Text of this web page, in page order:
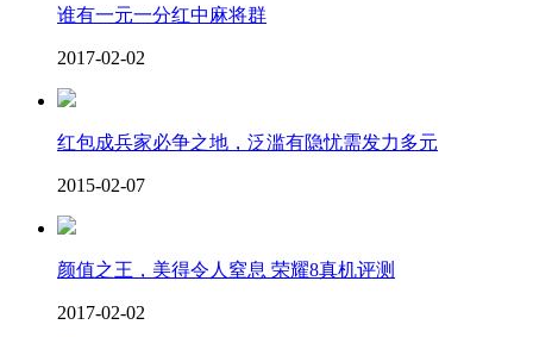
谁有一元一分红中麻将群
2017-02-02
红包成兵家必争之地，泛滥有隐忧需发力多元
2015-02-07
颜值之王，美得令人窒息 荣耀8真机评测
2017-02-02